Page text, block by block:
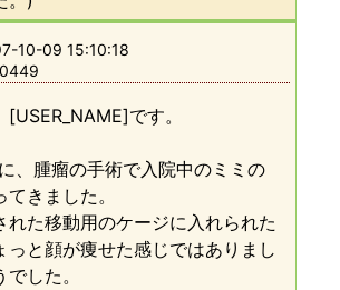
10-09 15:10:18
です。
、腫瘤の手術で入院中のミミの
きました。
れた移動用のケージに入れられた
っと顔が痩せた感じではありまし
した。